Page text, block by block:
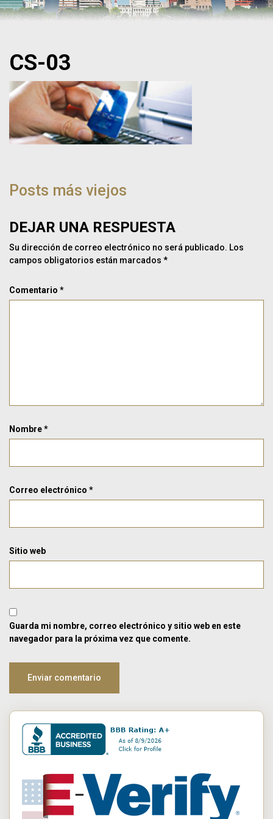
CS-03
DE
Posts más viejos
DEJAR UNA RESPUESTA
Su dirección de correo electrónico no será publicado. Los
campos obligatorios están marcados *
Comentario *
Nombre*
Correo electrónico *
Sitio web
Guarda mi nombre, correo electrónico y sitio web en este
navegador para la próxima vez que comente.